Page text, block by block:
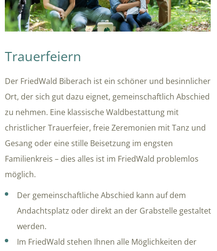
Trauerfeiern
Der FriedWald Biberach ist ein schöner und besinnlicher
Ort, der sich gut dazu eignet, gemeinschaftlich Abschied
zu nehmen. Eine klassische Waldbestattung mit
christlicher Trauerfeier, freie Zeremonien mit Tanz und
Gesang oder eine stille Beisetzung im engsten
Familienkreis – dies alles ist im FriedWald problemlos
möglich.
Der gemeinschaftliche Abschied kann auf dem
Andachtsplatz oder direkt an der Grabstelle gestaltet
werden.
Im FriedWald stehen Ihnen alle Möglichkeiten der